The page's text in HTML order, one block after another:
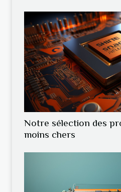
Notre sélection des
moins chers